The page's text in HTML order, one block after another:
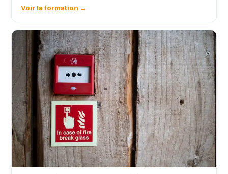
Voir la formation →